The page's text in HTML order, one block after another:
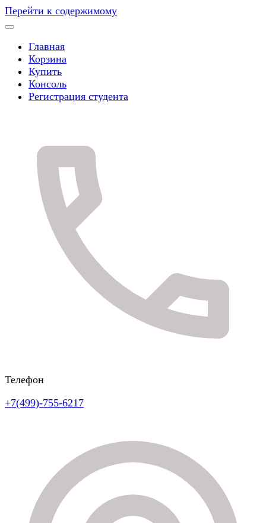
Перейти к содержимому
Главная
Корзина
Купить
Консоль
Регистрация студента
Телефон
+7(499)-755-6217